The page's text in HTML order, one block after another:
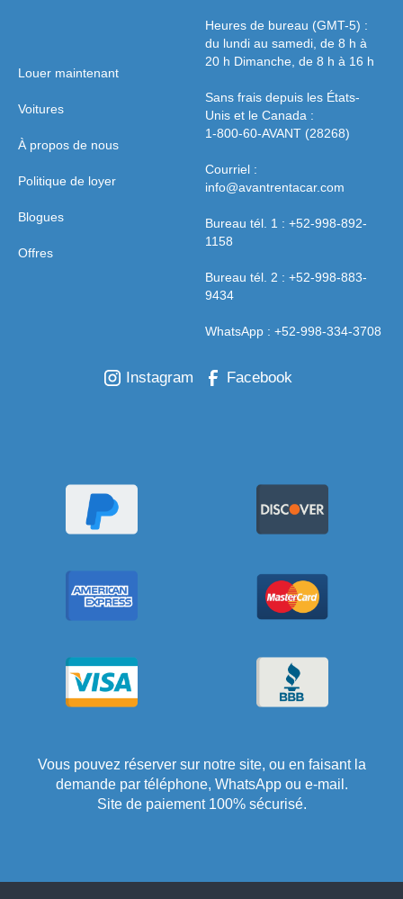
Louer maintenant
Voitures
À propos de nous
Politique de loyer
Blogues
Offres
Heures de bureau (GMT-5) :
du lundi au samedi, de 8 h à
20 h Dimanche, de 8 h à 16 h
Sans frais depuis les États-
Unis et le Canada :
1-800-60-AVANT (28268)
Courriel :
info@avantrentacar.com
Bureau tél. 1 : +52-998-892-
1158
Bureau tél. 2 : +52-998-883-
9434
WhatsApp : +52-998-334-3708
Instagram Facebook
Vous pouvez réserver sur notre site, ou en faisant la
demande par téléphone, WhatsApp ou e-mail.
Site de paiement 100% sécurisé.